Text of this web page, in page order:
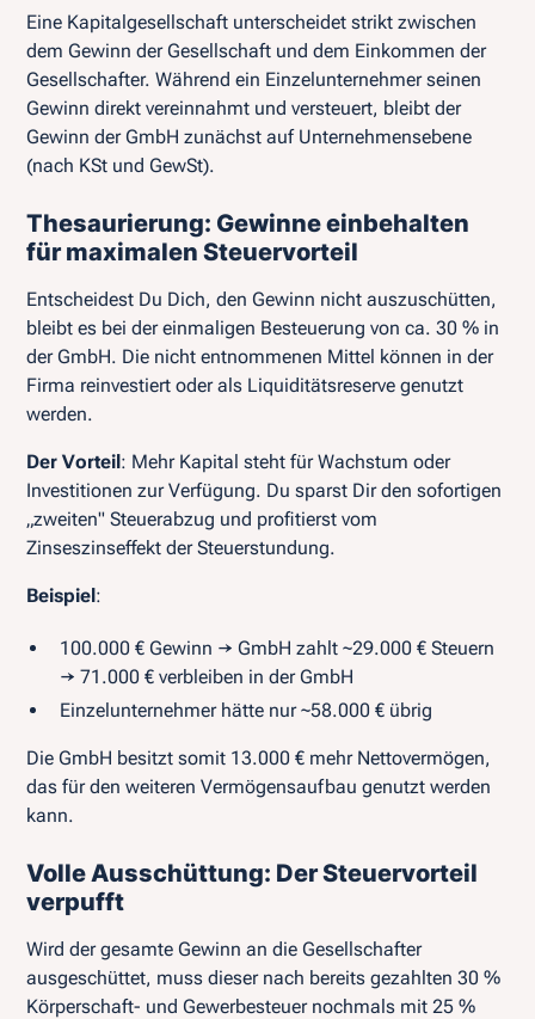
Eine Kapitalgesellschaft unterscheidet strikt zwischen
dem Gewinn der Gesellschaft und dem Einkommen der
Gesellschafter. Während ein Einzelunternehmer seinen
Gewinn direkt vereinnahmt und versteuert, bleibt der
Gewinn der GmbH zunächst auf Unternehmensebene
(nach KSt und GewSt).
Thesaurierung: Gewinne einbehalten
für maximalen Steuervorteil
Entscheidest Du Dich, den Gewinn nicht auszuschütten,
bleibt es bei der einmaligen Besteuerung von ca. 30 % in
der GmbH. Die nicht entnommenen Mittel können in der
Firma reinvestiert oder als Liquiditätsreserve genutzt
werden.
Der Vorteil: Mehr Kapital steht für Wachstum oder
Investitionen zur Verfügung. Du sparst Dir den sofortigen
„zweiten" Steuerabzug und profitierst vom
Zinseszinseffekt der Steuerstundung.
Beispiel:
100.000 € Gewinn → GmbH zahlt ~29.000 € Steuern
→ 71.000 € verbleiben in der GmbH
Einzelunternehmer hätte nur ~58.000 € übrig
Die GmbH besitzt somit 13.000 € mehr Nettovermögen,
das für den weiteren Vermögensaufbau genutzt werden
kann.
Volle Ausschüttung: Der Steuervorteil
verpufft
Wird der gesamte Gewinn an die Gesellschafter
ausgeschüttet, muss dieser nach bereits gezahlten 30 %
Körperschaft- und Gewerbesteuer nochmals mit 25 %